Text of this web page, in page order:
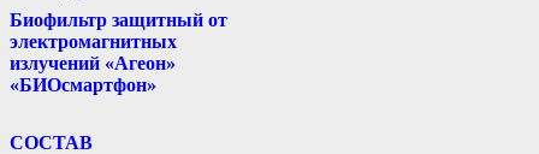
Биофильтр защитный от
электромагнитных
излучений «Агеон»
«БИОсмартфон»
СОСТАВ